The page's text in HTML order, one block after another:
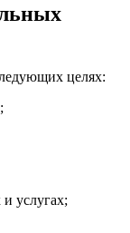
целях:
услугах;